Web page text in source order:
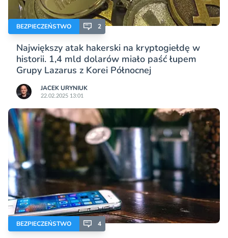
BEZPIECZEŃSTWO 2
Największy atak hakerski na kryptogiełdę w
historii. 1,4 mld dolarów miało paść łupem
Grupy Lazarus z Korei Północnej
JACEK URYNIUK
22.02.2025 13:01
BEZPIECZEŃSTWO 4